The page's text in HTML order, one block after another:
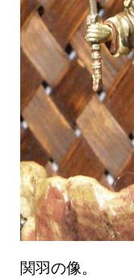
関羽の像。